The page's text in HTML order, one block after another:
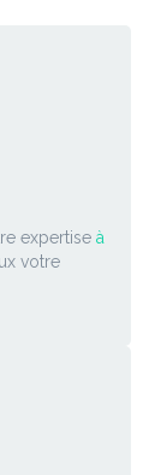
expertise à
votre